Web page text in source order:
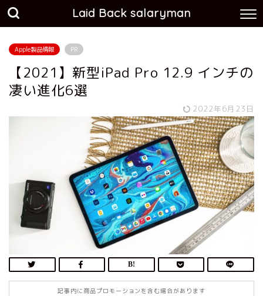
Laid Back salaryman
Apple製品情報 PR
【2021】新型iPad Pro 12.9 インチの
凄い進化6選
2022年6月23日
記事内に商品プロモーションを含む場合があります